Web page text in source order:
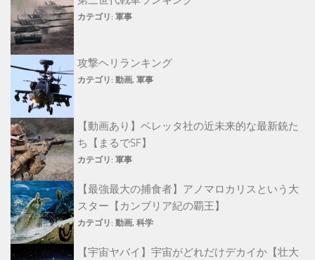
カテゴリ: 軍事
攻撃ヘリランキング
カテゴリ: 動画, 軍事
【動画あり】ベレッタ社の近未来的な最新銃た
ち【まるでSF】
カテゴリ: 軍事
【最強最大の捕食者】アノマロカリスという大
スター【カンブリア紀の覇王】
カテゴリ: 動画, 科学
【宇宙ヤバイ】宇宙がどれだけデカイか【壮大